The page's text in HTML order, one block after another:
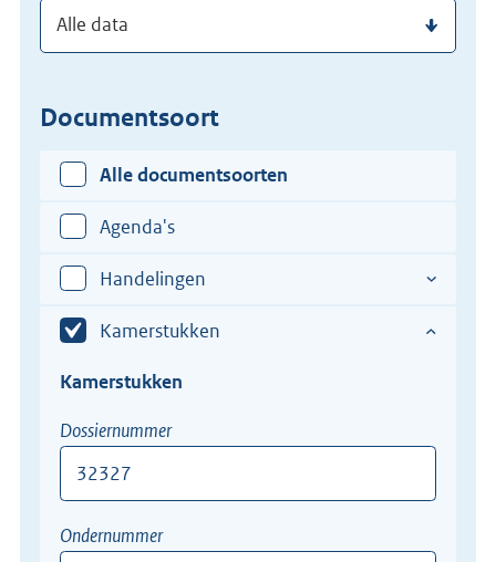
Documentsoort
Alle documentsoorten
Agenda's
Handelingen
Kamerstukken
Kamerstukken
Dossiernummer
12345-
Ondernummer